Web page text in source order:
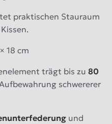
praktischen Stauraum
18 cm
trägt bis zu80
schwererer
und